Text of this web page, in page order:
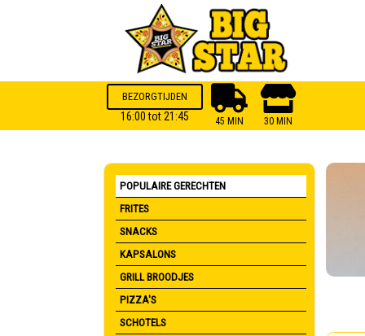
BEZORGTIJDEN
16:00 tot 21:45 45 MIN 30 MIN
POPULAIRE GERECHTEN
FRITES
SNACKS
KAPSALONS
GRILL BROODJES
PIZZA'S
SCHOTELS